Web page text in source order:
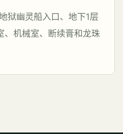
狱幽灵船入口、地下1层
、机械室、断续膏和龙珠